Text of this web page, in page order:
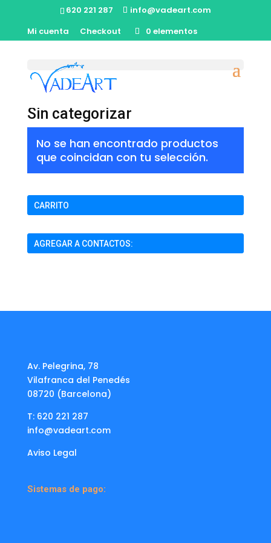
620 221 287
info@vadeart.com
Mi cuenta
Checkout 0 elementos
Inicio / Sin categorizar
Sin categorizar
No se han encontrado productos
que coincidan con tu selección.
CARRITO
AGREGAR A CONTACTOS:
Av. Pelegrina, 78
Vilafranca del Penedés
08720 (Barcelona)
T: 620 221 287
info@vadeart.com
Aviso Legal
Sistemas de pago: